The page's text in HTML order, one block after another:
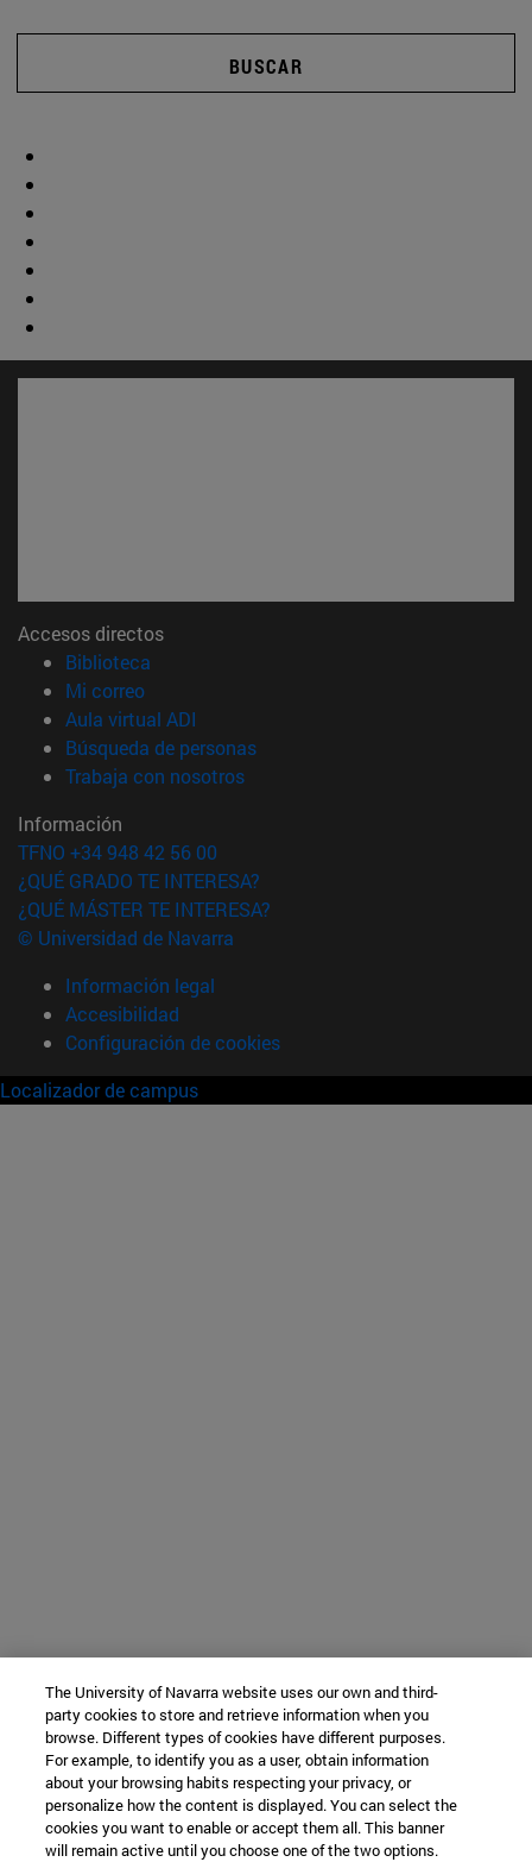
BUSCAR
Accesos directos
Biblioteca
Mi correo(abre en nueva ventana)
Aula virtual ADI
Búsqueda de personas(abre en nueva ventana)
Trabaja con nosotros(abre en nueva ventana)
Información
TFNO +34 948 42 56 00
¿QUÉ GRADO TE INTERESA?
¿QUÉ MÁSTER TE INTERESA?
© Universidad de Navarra
Información legal
Accesibilidad
Configuración de cookies
Localizador de campus
The University of Navarra website uses our own and third-
party cookies to store and retrieve information when you
browse. Different types of cookies have different purposes.
For example, to identify you as a user, obtain information
about your browsing habits respecting your privacy, or
personalize how the content is displayed. You can select the
cookies you want to enable or accept them all. This banner
will remain active until you choose one of the two options.